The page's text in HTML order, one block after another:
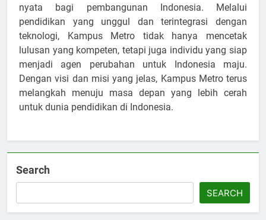
nyata bagi pembangunan Indonesia. Melalui
pendidikan yang unggul dan terintegrasi dengan
teknologi, Kampus Metro tidak hanya mencetak
lulusan yang kompeten, tetapi juga individu yang siap
menjadi agen perubahan untuk Indonesia maju.
Dengan visi dan misi yang jelas, Kampus Metro terus
melangkah menuju masa depan yang lebih cerah
untuk dunia pendidikan di Indonesia.
Search
SEARCH